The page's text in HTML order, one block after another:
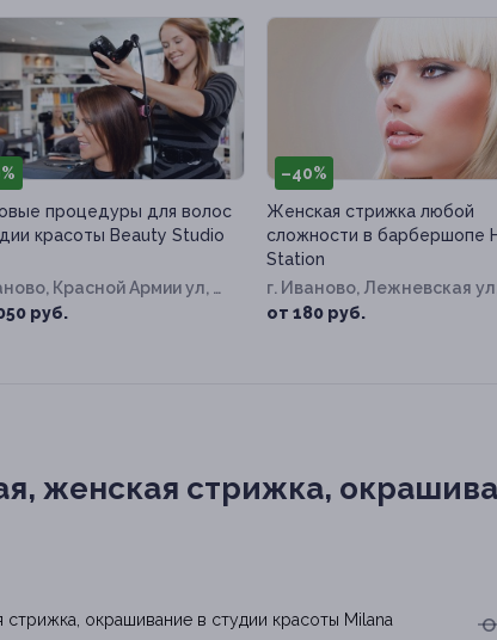
процедуры для волос
красоты Beauty Studio
Красной Армии ул, д.
руб.
–40%
Женская стрижка любой
сложности в барбершопе
Station
г. Иваново, Лежневская
161
от 180 руб.
женская стрижка,